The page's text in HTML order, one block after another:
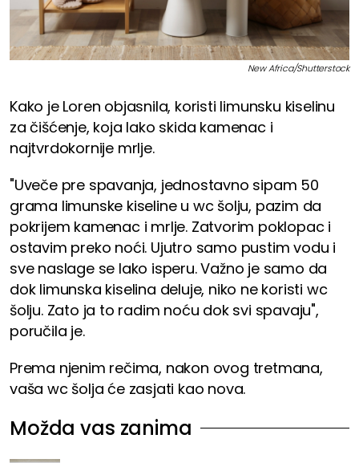
New Africa/Shutterstock
Kako je Loren objasnila, koristi limunsku kiselinu
za čišćenje, koja lako skida kamenac i
najtvrdokornije mrlje.
"Uveče pre spavanja, jednostavno sipam 50
grama limunske kiseline u wc šolju, pazim da
pokrijem kamenac i mrlje. Zatvorim poklopac i
ostavim preko noći. Ujutro samo pustim vodu i
sve naslage se lako isperu. Važno je samo da
dok limunska kiselina deluje, niko ne koristi wc
šolju. Zato ja to radim noću dok svi spavaju",
poručila je.
Prema njenim rečima, nakon ovog tretmana,
vaša wc šolja će zasjati kao nova.
Možda vas zanima